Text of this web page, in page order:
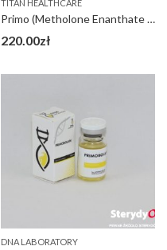
TITAN HEALTHCARE
Primo (Metholone Enanthate 100mg)
220.00zł
DNA LABORATORY